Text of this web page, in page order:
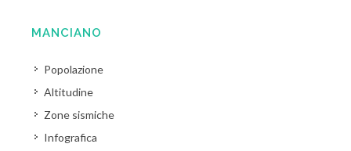
MANCIANO
Popolazione
Altitudine
Zone sismiche
Infografica